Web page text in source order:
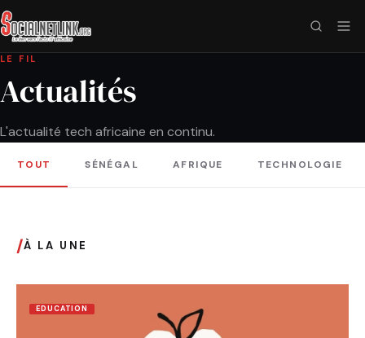
LE FIL
Actualités
L'actualité tech africaine en continu.
TOUT SÉNÉGAL AFRIQUE TECHNOLOGIE
/À LA UNE
EDUCATION